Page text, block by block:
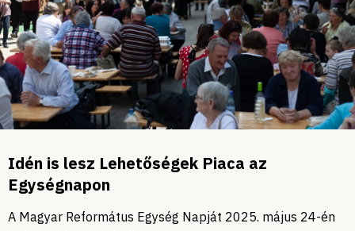
Idén is lesz Lehetőségek Piaca az
Egységnapon
A Magyar Református Egység Napját 2025. május 24-én